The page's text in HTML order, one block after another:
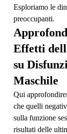
Esploriamo le
preoccupanti.
Effetti
su
Maschile
Qui
che quelli
sulla funzione
risultati delle